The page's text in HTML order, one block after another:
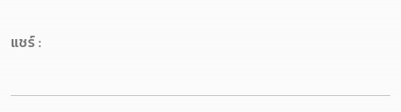
แชร์ :